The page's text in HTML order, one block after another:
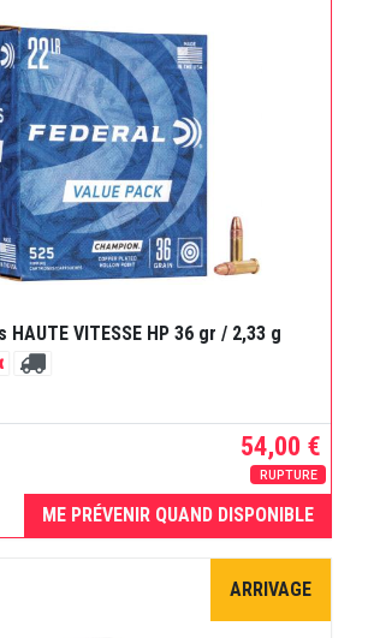
VITESSE HP 36 gr / 2,33 g
54,00 €
RUPTURE
ME PRÉVENIR QUAND DISPONIBLE
ARRIVAGE